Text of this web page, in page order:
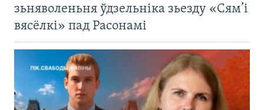
зьняволеньня ўдзельніка зьезду «Сям’і
вясёлкі» пад Расонамі